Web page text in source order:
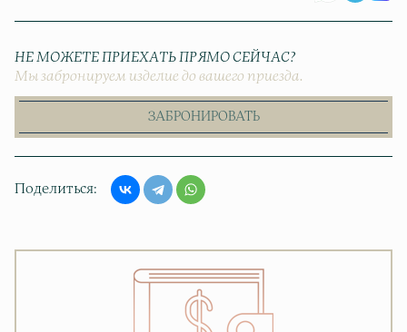
НЕ МОЖЕТЕ ПРИЕХАТЬ ПРЯМО СЕЙЧАС?
Мы забронируем изделие до вашего приезда.
ЗАБРОНИРОВАТЬ
Поделиться